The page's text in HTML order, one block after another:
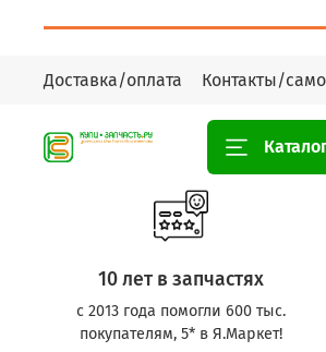
Доставка/оплата Контакты/
10 лет в запчастях
с 2013 года помогли 600 тыс.
покупателям, 5* в Я.Маркет!